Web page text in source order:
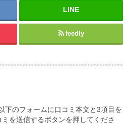
feedly
下のフォームに口コミ本文と3項目を
を送信するボタンを押してくださ